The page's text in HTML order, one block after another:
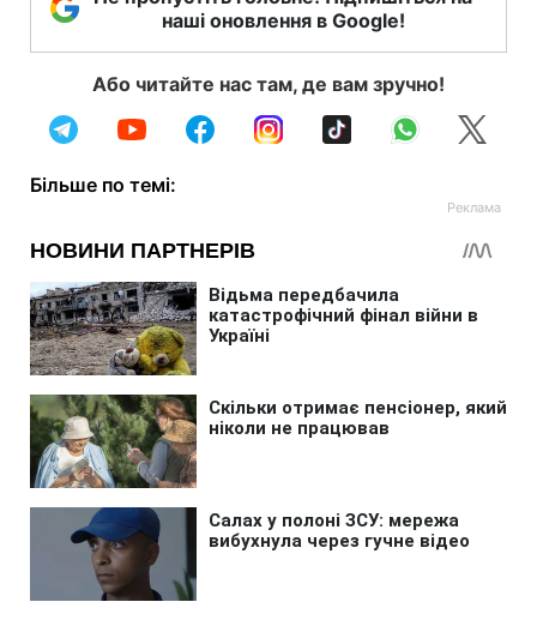
наші оновлення в Google!
Або читайте нас там, де вам зручно!
Більше по темі: